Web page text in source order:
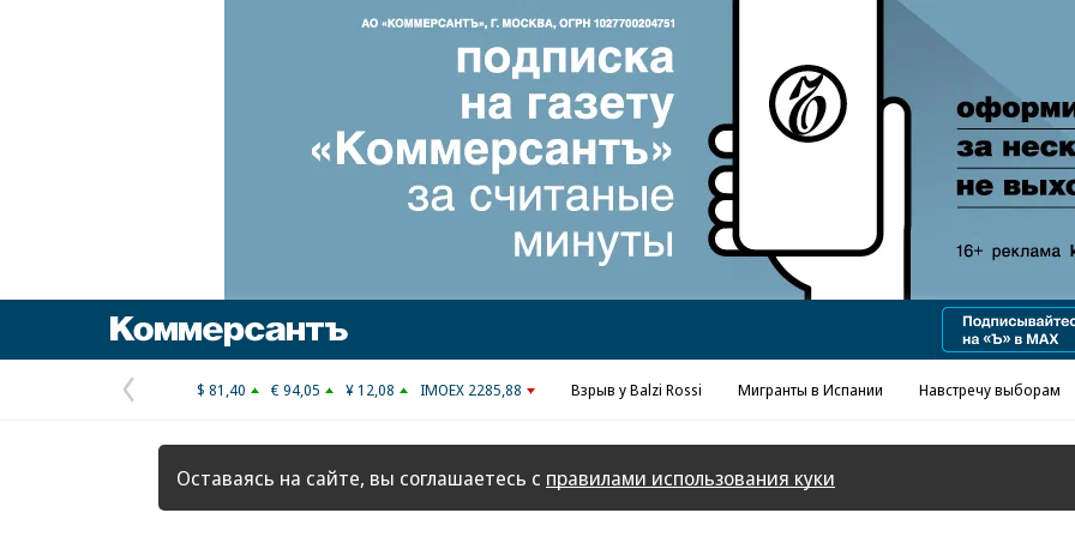
Реклама в «Ъ» www.kommersant.ru/ad
Предыдущая
страница
$ 81,40 € 94,05 ¥ 12,08 IMOEX 2285,88 Взрыв у Balzi Rossi Мигранты в Испании Навстречу выборам
Оставаясь на сайте, вы соглашаетесь с правилами использования куки